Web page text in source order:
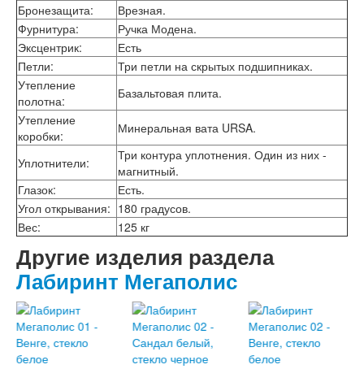
Бронезащита:
Врезная.
Фурнитура:
Ручка Модена.
Эксцентрик:
Есть
Петли:
Три петли на скрытых подшипниках.
Утепление
полотна:
Базальтовая плита.
Утепление
коробки: Минеральная вата URSA.
Уплотнители:
Три контура уплотнения. Один из них -
магнитный.
Глазок:
Есть.
Угол открывания: 180 градусов.
Вес: 125 кг
Другие изделия раздела
Лабиринт Мегаполис